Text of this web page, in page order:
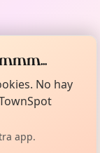
No hay
app.